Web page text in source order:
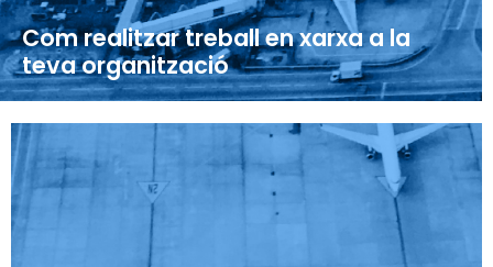
Com realitzar treball en xarxa a la
teva organització